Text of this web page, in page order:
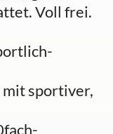
Voll frei.
sportiver,